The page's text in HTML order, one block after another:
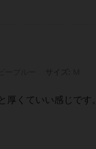
厚くていい感じです。